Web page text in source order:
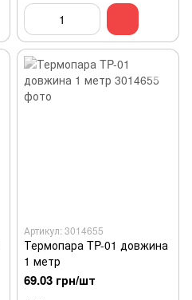
Артикул: 3014655
Термопара TP-01 довжина
1 метр
69.03 грн/шт